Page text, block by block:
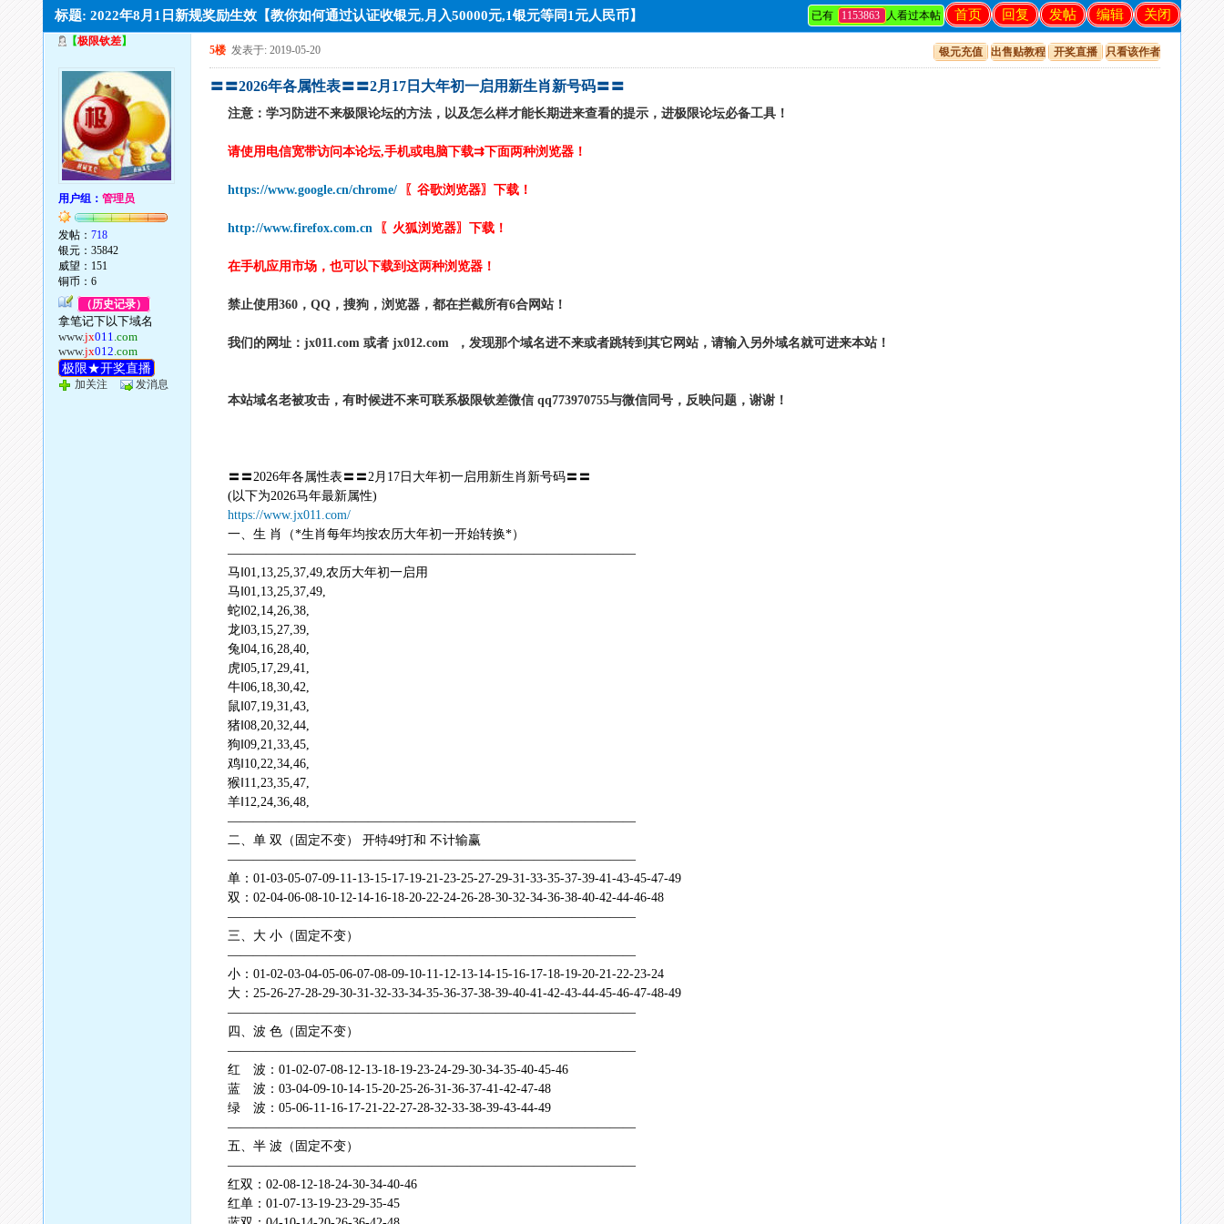
关闭
编辑
发帖
回复
首页
已有 1153863 人看过本帖
标题: 2022年8月1日新规奖励生效【教你如何通过认证收银元,月入50000元,1银元等同1元人民币】
【极限钦差】
用户组：管理员
发帖：718
银元：35842
威望：151
铜币：6
（历史记录）
拿笔记下以下域名
www.jx011.com
www.jx012.com
极限★开奖直播
加关注 发消息
银元充值 出售贴教程 开奖直播 只看该作者
5楼 发表于: 2019-05-20
〓〓2026年各属性表〓〓2月17日大年初一启用新生肖新号码〓〓
注意：学习防进不来极限论坛的方法，以及怎么样才能长期进来查看的提示，进极限论坛必备工具！
请使用电信宽带访问本论坛,手机或电脑下载⇉下面两种浏览器！
https://www.google.cn/chrome/ 〖谷歌浏览器〗下载！
http://www.firefox.com.cn 〖火狐浏览器〗下载！
在手机应用市场，也可以下载到这两种浏览器！
禁止使用360，QQ，搜狗，浏览器，都在拦截所有6合网站！
我们的网址：jx011.com 或者 jx012.com ，发现那个域名进不来或者跳转到其它网站，请输入另外域名就可进来本站！
本站域名老被攻击，有时候进不来可联系极限钦差微信 qq773970755与微信同号，反映问题，谢谢！
〓〓2026年各属性表〓〓2月17日大年初一启用新生肖新号码〓〓
(以下为2026马年最新属性)
https://www.jx011.com/
一、生 肖（*生肖每年均按农历大年初一开始转换*）
————————————————————————————————
马‖01,13,25,37,49,农历大年初一启用
马‖01,13,25,37,49,
蛇‖02,14,26,38,
龙‖03,15,27,39,
兔‖04,16,28,40,
虎‖05,17,29,41,
牛‖06,18,30,42,
鼠‖07,19,31,43,
猪‖08,20,32,44,
狗‖09,21,33,45,
鸡‖10,22,34,46,
猴‖11,23,35,47,
羊‖12,24,36,48,
————————————————————————————————
二、单 双（固定不变） 开特49打和 不计输赢
————————————————————————————————
单：01-03-05-07-09-11-13-15-17-19-21-23-25-27-29-31-33-35-37-39-41-43-45-47-49
双：02-04-06-08-10-12-14-16-18-20-22-24-26-28-30-32-34-36-38-40-42-44-46-48
————————————————————————————————
三、大 小（固定不变）
————————————————————————————————
小：01-02-03-04-05-06-07-08-09-10-11-12-13-14-15-16-17-18-19-20-21-22-23-24
大：25-26-27-28-29-30-31-32-33-34-35-36-37-38-39-40-41-42-43-44-45-46-47-48-49
————————————————————————————————
四、波 色（固定不变）
————————————————————————————————
红 波：01-02-07-08-12-13-18-19-23-24-29-30-34-35-40-45-46
蓝 波：03-04-09-10-14-15-20-25-26-31-36-37-41-42-47-48
绿 波：05-06-11-16-17-21-22-27-28-32-33-38-39-43-44-49
————————————————————————————————
五、半 波（固定不变）
————————————————————————————————
红双：02-08-12-18-24-30-34-40-46
红单：01-07-13-19-23-29-35-45